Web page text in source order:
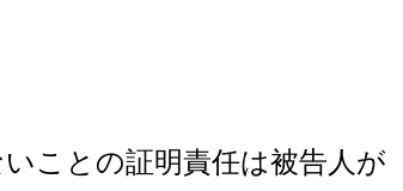
ことの証明責任は被告人が